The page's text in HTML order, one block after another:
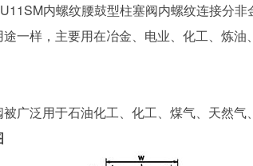
内螺纹腰鼓型柱塞阀内螺纹连接分
途一样，主要用在冶金、电业、化工、炼
广泛用于石油化工、化工、煤气、天然气